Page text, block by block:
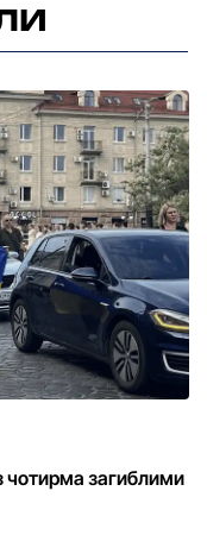
загиблими